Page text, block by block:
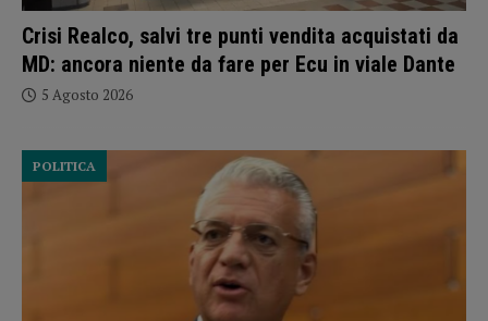
Crisi Realco, salvi tre punti vendita acquistati da
MD: ancora niente da fare per Ecu in viale Dante
5 Agosto 2026
POLITICA